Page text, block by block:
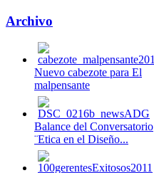
Archivo
Nuevo cabezote para El
malpensante
Balance del Conversatorio
¨Etica en el Diseño...